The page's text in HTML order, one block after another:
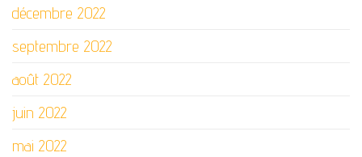
décembre 2022
septembre 2022
août 2022
juin 2022
mai 2022